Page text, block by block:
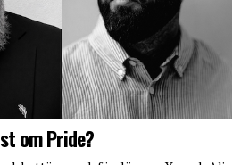
om Pride?